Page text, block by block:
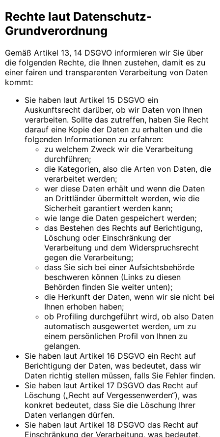
Rechte laut Datenschutz-
Grundverordnung
Gemäß Artikel 13, 14 DSGVO informieren wir Sie über
die folgenden Rechte, die Ihnen zustehen, damit es zu
einer fairen und transparenten Verarbeitung von Daten
kommt:
Sie haben laut Artikel 15 DSGVO ein
Auskunftsrecht darüber, ob wir Daten von Ihnen
verarbeiten. Sollte das zutreffen, haben Sie Recht
darauf eine Kopie der Daten zu erhalten und die
folgenden Informationen zu erfahren:
zu welchem Zweck wir die Verarbeitung
durchführen;
die Kategorien, also die Arten von Daten, die
verarbeitet werden;
wer diese Daten erhält und wenn die Daten
an Drittländer übermittelt werden, wie die
Sicherheit garantiert werden kann;
wie lange die Daten gespeichert werden;
das Bestehen des Rechts auf Berichtigung,
Löschung oder Einschränkung der
Verarbeitung und dem Widerspruchsrecht
gegen die Verarbeitung;
dass Sie sich bei einer Aufsichtsbehörde
beschweren können (Links zu diesen
Behörden finden Sie weiter unten);
die Herkunft der Daten, wenn wir sie nicht bei
Ihnen erhoben haben;
ob Profiling durchgeführt wird, ob also Daten
automatisch ausgewertet werden, um zu
einem persönlichen Profil von Ihnen zu
gelangen.
Sie haben laut Artikel 16 DSGVO ein Recht auf
Berichtigung der Daten, was bedeutet, dass wir
Daten richtig stellen müssen, falls Sie Fehler finden.
Sie haben laut Artikel 17 DSGVO das Recht auf
Löschung („Recht auf Vergessenwerden“), was
konkret bedeutet, dass Sie die Löschung Ihrer
Daten verlangen dürfen.
Sie haben laut Artikel 18 DSGVO das Recht auf
Einschränkung der Verarbeitung, was bedeutet,